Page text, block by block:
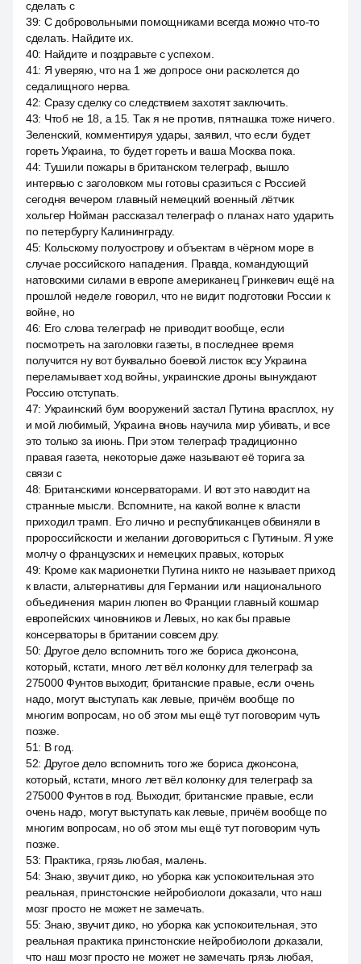
сделать с
39: С добровольными помощниками всегда можно что-то
сделать. Найдите их.
40: Найдите и поздравьте с успехом.
41: Я уверяю, что на 1 же допросе они расколется до
седалищного нерва.
42: Сразу сделку со следствием захотят заключить.
43: Чтоб не 18, а 15. Так я не против, пятнашка тоже ничего.
Зеленский, комментируя удары, заявил, что если будет
гореть Украина, то будет гореть и ваша Москва пока.
44: Тушили пожары в британском телеграф, вышло
интервью с заголовком мы готовы сразиться с Россией
сегодня вечером главный немецкий военный лётчик
хольгер Нойман рассказал телеграф о планах нато ударить
по петербургу Калининграду.
45: Кольскому полуострову и объектам в чёрном море в
случае российского нападения. Правда, командующий
натовскими силами в европе американец Гринкевич ещё на
прошлой неделе говорил, что не видит подготовки России к
войне, но
46: Его слова телеграф не приводит вообще, если
посмотреть на заголовки газеты, в последнее время
получится ну вот буквально боевой листок всу Украина
переламывает ход войны, украинские дроны вынуждают
Россию отступать.
47: Украинский бум вооружений застал Путина врасплох, ну
и мой любимый, Украина вновь научила мир убивать, и все
это только за июнь. При этом телеграф традиционно
правая газета, некоторые даже называют её торига за
связи с
48: Британскими консерваторами. И вот это наводит на
странные мысли. Вспомните, на какой волне к власти
приходил трамп. Его лично и республиканцев обвиняли в
пророссийскости и желании договориться с Путиным. Я уже
молчу о французских и немецких правых, которых
49: Кроме как марионетки Путина никто не называет приход
к власти, альтернативы для Германии или национального
объединения марин люпен во Франции главный кошмар
европейских чиновников и Левых, но как бы правые
консерваторы в британии совсем дру.
50: Другое дело вспомнить того же бориса джонсона,
который, кстати, много лет вёл колонку для телеграф за
275000 Фунтов выходит, британские правые, если очень
надо, могут выступать как левые, причём вообще по
многим вопросам, но об этом мы ещё тут поговорим чуть
позже.
51: В год.
52: Другое дело вспомнить того же бориса джонсона,
который, кстати, много лет вёл колонку для телеграф за
275000 Фунтов в год. Выходит, британские правые, если
очень надо, могут выступать как левые, причём вообще по
многим вопросам, но об этом мы ещё тут поговорим чуть
позже.
53: Практика, грязь любая, малень.
54: Знаю, звучит дико, но уборка как успокоительная это
реальная, принстонские нейробиологи доказали, что наш
мозг просто не может не замечать.
55: Знаю, звучит дико, но уборка как успокоительная, это
реальная практика принстонские нейробиологи доказали,
что наш мозг просто не может не замечать грязь любая,